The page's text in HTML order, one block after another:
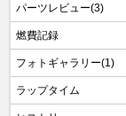
パーツレビュー(3)
燃費記録
フォトギャラリー(1)
ラップタイム